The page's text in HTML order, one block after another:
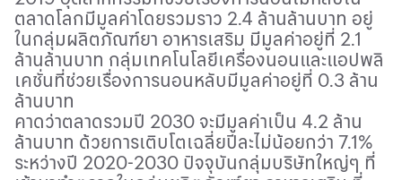
ตลาดโลกมีมูลค่าโดยรวมราว 2.4 ล้านล้านบาท อยู่
ในกลุ่มผลิตภัณฑ์ยา อาหารเสริม มีมูลค่าอยู่ที่ 2.1
ล้านล้านบาท กลุ่มเทคโนโลยีเครื่องนอนและแอปพลิ
เคชั่นที่ช่วยเรื่องการนอนหลับมีมูลค่าอยู่ที่ 0.3 ล้าน
ล้านบาท
คาดว่าตลาดรวมปี 2030 จะมีมูลค่าเป็น 4.2 ล้าน
ล้านบาท ด้วยการเติบโตเฉลี่ยปีละไม่น้อยกว่า 7.1%
ระหว่างปี 2020-2030 ปัจจุบันกลุ่มบริษัทใหญ่ๆ ที่